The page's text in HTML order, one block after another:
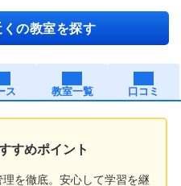
の教室を探す
ス 教室一覧 口コミ
すめポイント
を徹底。安心して学習を継